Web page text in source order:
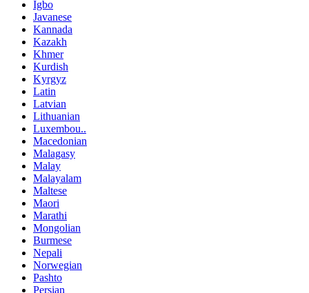
Igbo
Javanese
Kannada
Kazakh
Khmer
Kurdish
Kyrgyz
Latin
Latvian
Lithuanian
Luxembou..
Macedonian
Malagasy
Malay
Malayalam
Maltese
Maori
Marathi
Mongolian
Burmese
Nepali
Norwegian
Pashto
Persian